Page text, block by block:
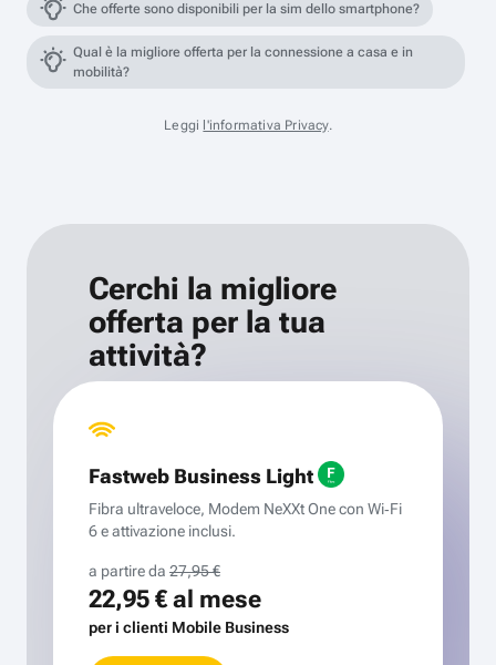
Che offerte sono disponibili per la sim dello smartphone?
Qual è la migliore offerta per la connessione a casa e in
mobilità?
Leggi l'informativa Privacy.
Cerchi la migliore
offerta per la tua
attività?
Fastweb Business Light
Fibra ultraveloce, Modem NeXXt One con Wi‑Fi
6 e attivazione inclusi.
a partire da 27,95 €
22,95 €al mese
per i clienti Mobile Business